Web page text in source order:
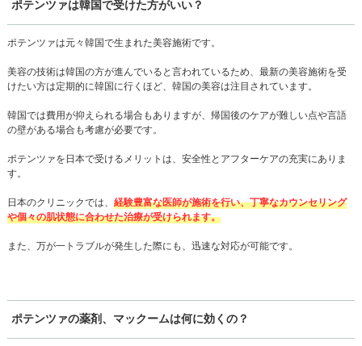
ポテンツァは韓国で受けた方がいい？
ポテンツァは元々韓国で生まれた美容施術です。
美容の技術は韓国の方が進んでいると言われているため、最新の美容施術を受
けたい方は定期的に韓国に行くほど、韓国の美容は注目されています。
韓国では費用が抑えられる場合もありますが、帰国後のケアが難しい点や言語
の壁がある場合も考慮が必要です。
ポテンツァを日本で受けるメリットは、安全性とアフターケアの充実にありま
す。
日本のクリニックでは、 経験豊富な医師が施術を行い、丁寧なカウンセリング
や個々の肌状態に合わせた治療が受けられます。
また、万が一トラブルが発生した際にも、迅速な対応が可能です。
ポテンツァの薬剤、マックームは何に効くの？